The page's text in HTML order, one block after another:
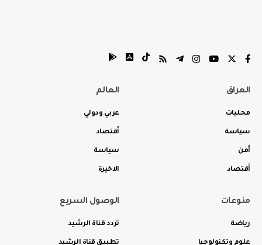
العراق
محليات
سياسة
أمن
أقتصاد
العالم
عربي ودولي
أقتصاد
سياسة
الاخيرة
منوعات
رياضة
علوم وتكنولوجيا
الوصول السريع
تردد قناة الرشيد
تطبيق قناة الرشيد